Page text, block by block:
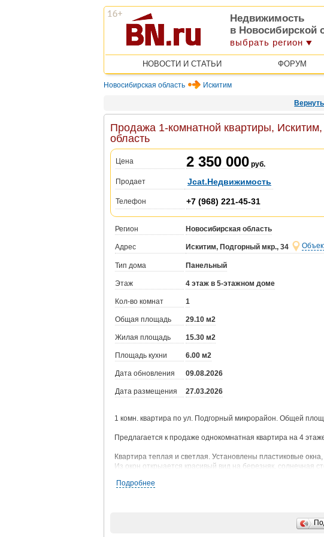
Недвижимость
в Новосибирской
выбрать регион
НОВОСТИ И СТАТЬИ ФОРУМ
Новосибирская область Искитим
Продажа 1-комнатной квартиры,
область
Цена 2 350 000 руб.
Продает Jcat.Недвижимость
Телефон +7 (968) 221-45-31
Регион Новосибирская область
Адрес Искитим, Подгорный мкр., 34
Тип дома Панельный
Этаж 4 этаж в 5-этажном доме
Кол-во комнат 1
Общая площадь 29.10 м2
Жилая площадь 15.30 м2
Площадь кухни 6.00 м2
Дата обновления 09.08.2026
Дата размещения 27.03.2026
1 комн. квартира по ул. Подгорный микрорайон. Общей
Предлагается к продаже однокомнатная квартира на 4
Квартира теплая и светлая. Установлены пластиковые
Из окон открыается красивый вид на березняк, солнечная
достаточно парковочных мест для машин.
недалеко сеть супермаркетов, аптеки, Сбербанк, ДЮСШ и
Идеальная транспортная развязка в любую точку города.
Подробнее